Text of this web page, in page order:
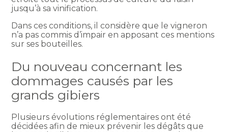
jusqu’à sa vinification.
Dans ces conditions, il considère que le vigneron
n’a pas commis d’impair en apposant ces mentions
sur ses bouteilles.
Du nouveau concernant les
dommages causés par les
grands gibiers
Plusieurs évolutions réglementaires ont été
décidées afin de mieux prévenir les dégâts que